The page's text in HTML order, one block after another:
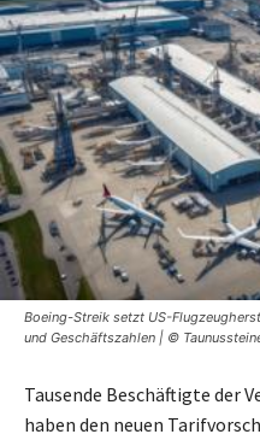
Boeing-Streik setzt US-
und Geschäftszahlen | ©
Tausende Beschäftigte der
haben den neuen